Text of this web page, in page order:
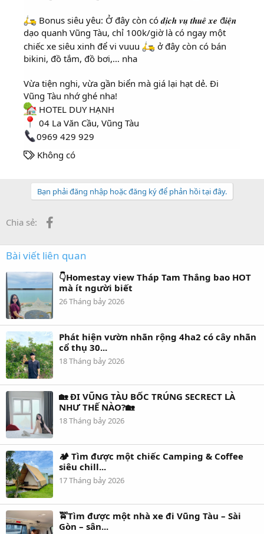
Bonus siêu yêu: Ở đây còn có 𝒅𝒊̣𝒄𝒉 𝒗𝒖̣ 𝒕𝒉𝒖𝒆̂ 𝒙𝒆 đ𝒊𝒆̣̂𝒏
dạo quanh Vũng Tàu, chỉ 100k/giờ là có ngay một
chiếc xe siêu xinh để vi vuuu
ở đây còn có bán
bikini, đồ tắm, đồ bơi,… nha
Vừa tiện nghi, vừa gần biển mà giá lại hạt dẻ. Đi
Vũng Tàu nhớ ghé nha!
HOTEL DUY HẠNH
04 La Văn Cầu, Vũng Tàu
0969 429 929
T
Không có
Bạn phải đăng nhập hoặc đăng ký để phản hồi tại đây.
Chia sẻ:
Bài viết liên quan
👇Homestay view Tháp Tam Thắng bao HOT
mà ít người biết
26 Tháng bảy 2026
Phát hiện vườn nhãn rộng 4ha2 có cây nhãn
cổ thụ 30...
18 Tháng bảy 2026
🏡 ĐI VŨNG TÀU BỐC TRÚNG SECRECT LÀ
NHƯ THẾ NÀO?🏡
18 Tháng bảy 2026
🏕️ Tìm được một chiếc Camping & Coffee
siêu chill...
17 Tháng bảy 2026
🚖Tìm được một nhà xe đi Vũng Tàu – Sài
Gòn – sân...